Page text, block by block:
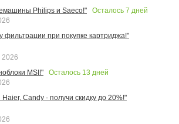
Philips и Saeco!"
Осталось 7 дней
фильтрации при покупке картриджа!"
MSI!"
Осталось 13 дней
Candy - получи скидку до 20%!"